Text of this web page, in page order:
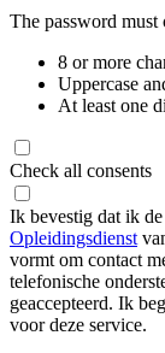
The password must
8 or more
Uppercase
At least one
Check all consents
Ik bevestig dat ik
Opleidingsdienst
vormt om contact
telefonische
geaccepteerd. Ik
voor deze service.